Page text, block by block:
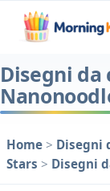
Disegni da
Home > Disegni
Stars > Disegni